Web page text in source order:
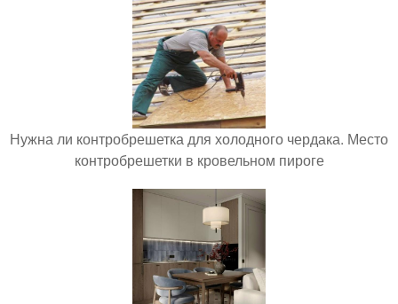
Нужна ли контробрешетка для холодного чердака. Место
контробрешетки в кровельном пироге